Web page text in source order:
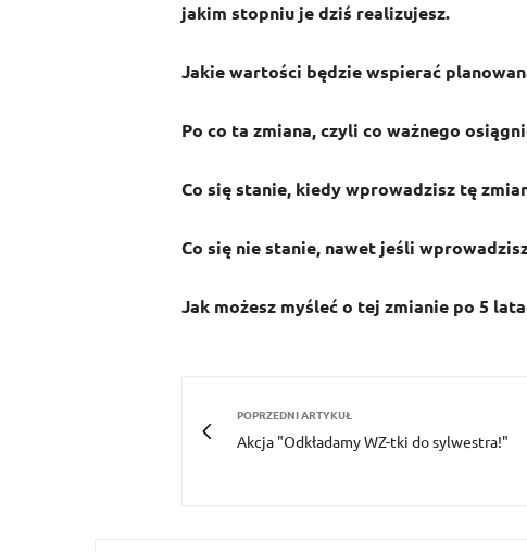
jakim stopniu je dziś realizujesz.
Jakie wartości będzie wspierać
Po co ta zmiana, czyli co ważnego
Co się stanie, kiedy wprowadzisz tę
Co się nie stanie, nawet jeśli
Jak możesz myśleć o tej zmianie po 5
POPRZEDNI ARTYKUŁ
Akcja "Odkładamy WZ-tki do sylwestra!"